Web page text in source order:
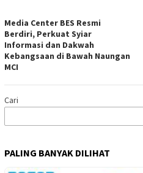
Media Center BES Resmi
Berdiri, Perkuat Syiar
Informasi dan Dakwah
Kebangsaan di Bawah Naungan
MCI
Cari
PALING BANYAK DILIHAT